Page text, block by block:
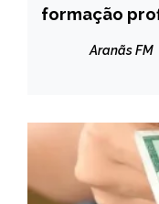
MINAS
formação
Aranãs FM